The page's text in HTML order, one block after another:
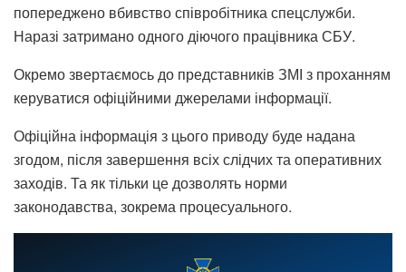
попереджено вбивство співробітника спецслужби.
Наразі затримано одного діючого працівника СБУ.
Окремо звертаємось до представників ЗМІ з проханням
керуватися офіційними джерелами інформації.
Офіційна інформація з цього приводу буде надана
згодом, після завершення всіх слідчих та оперативних
заходів. Та як тільки це дозволять норми
законодавства, зокрема процесуального.